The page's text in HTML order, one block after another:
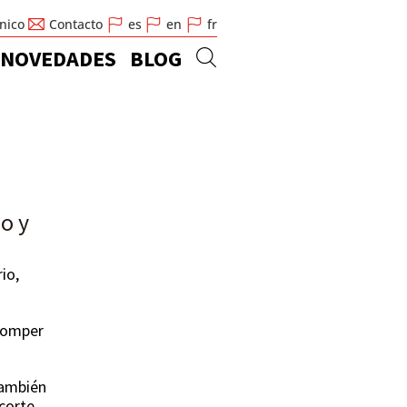
Contacto es en fr
NOVEDADES BLOG
y